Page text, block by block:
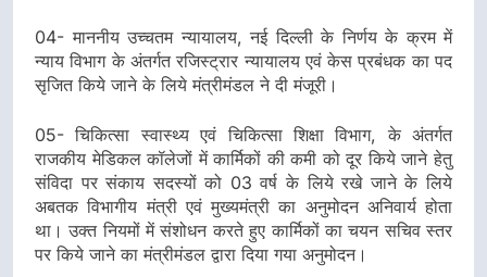
04- माननीय उच्चतम न्यायालय, नई दिल्ली के निर्णय के क्रम में
न्याय विभाग के अंतर्गत रजिस्ट्रार न्यायालय एवं केस प्रबंधक का पद
सृजित किये जाने के लिये मंत्रीमंडल ने दी मंजूरी।
05- चिकित्सा स्वास्थ्य एवं चिकित्सा शिक्षा विभाग, के अंतर्गत
राजकीय मेडिकल कॉलेजों में कार्मिकों की कमी को दूर किये जाने हेतु
संविदा पर संकाय सदस्यों को 03 वर्ष के लिये रखे जाने के लिये
अबतक विभागीय मंत्री एवं मुख्यमंत्री का अनुमोदन अनिवार्य होता
था। उक्त नियमों में संशोधन करते हुए कार्मिकों का चयन सचिव स्तर
पर किये जाने का मंत्रीमंडल द्वारा दिया गया अनुमोदन।